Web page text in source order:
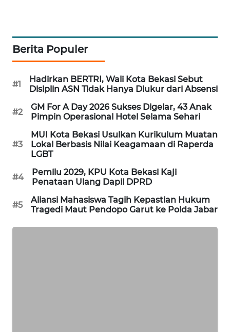
Berita Populer
#1
Hadirkan BERTRI, Wali Kota Bekasi Sebut
Disiplin ASN Tidak Hanya Diukur dari Absensi
#2
GM For A Day 2026 Sukses Digelar, 43 Anak
Pimpin Operasional Hotel Selama Sehari
#3
MUI Kota Bekasi Usulkan Kurikulum Muatan
Lokal Berbasis Nilai Keagamaan di Raperda
LGBT
#4
Pemilu 2029, KPU Kota Bekasi Kaji
Penataan Ulang Dapil DPRD
#5
Aliansi Mahasiswa Tagih Kepastian Hukum
Tragedi Maut Pendopo Garut ke Polda Jabar
METRO
JAKARTA
KRT
NEWS
KARING
NEWS
JURNAL
MARITIM
HUMBANG
NEWS